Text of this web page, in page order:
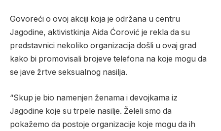
Govoreći o ovoj akciji koja je održana u centru
Jagodine, aktivistkinja Aida Ćorović je rekla da su
predstavnici nekoliko organizacija došli u ovaj grad
kako bi promovisali brojeve telefona na koje mogu da
se jave žrtve seksualnog nasilja.
“Skup je bio namenjen ženama i devojkama iz
Jagodine koje su trpele nasilje. Želeli smo da
pokažemo da postoje organizacije koje mogu da ih